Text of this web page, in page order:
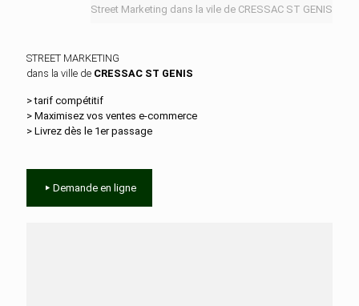
Street Marketing dans la vile de CRESSAC ST GENIS
STREET MARKETING
dans la ville de CRESSAC ST GENIS
> tarif compétitif
> Maximisez vos ventes e‑commerce
> Livrez dès le 1er passage
Demande en ligne